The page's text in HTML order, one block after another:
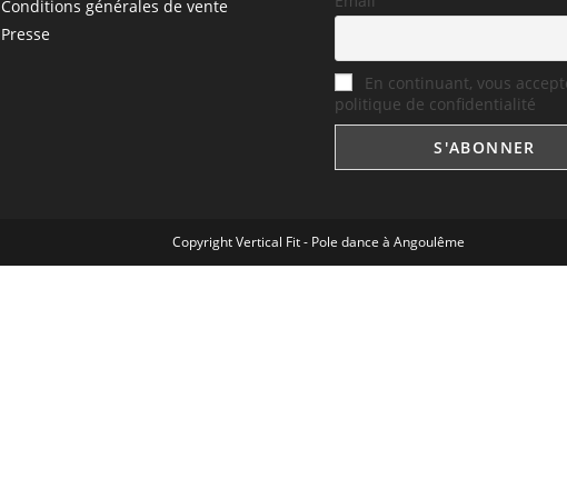
Conditions générales de vente
Presse
En continuant, vous
politique de confidentialité
Copyright Vertical Fit - Pole dance à Angoulême